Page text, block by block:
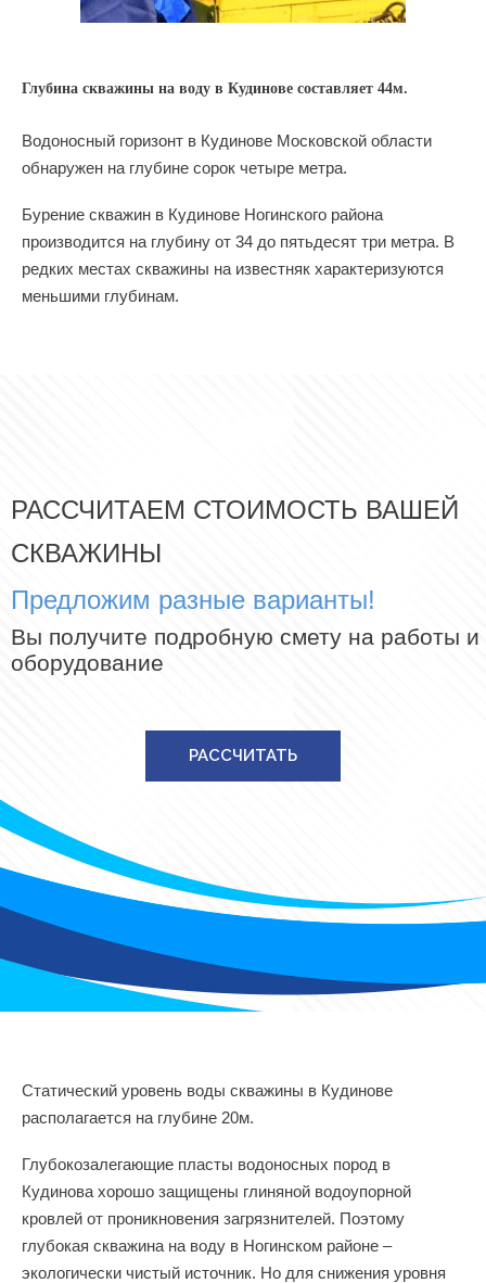
Глубина скважины на воду в Кудинове составляет 44м.
Водоносный горизонт в Кудинове Московской области
обнаружен на глубине сорок четыре метра.
Бурение скважин в Кудинове Ногинского района
производится на глубину от 34 до пятьдесят три метра. В
редких местах скважины на известняк характеризуются
меньшими глубинам.
РАССЧИТАЕМ СТОИМОСТЬ ВАШЕЙ
СКВАЖИНЫ
Предложим разные варианты!
Вы получите подробную смету на работы и
оборудование
РАССЧИТАТЬ
Статический уровень воды скважины в Кудинове
располагается на глубине 20м.
Глубокозалегающие пласты водоносных пород в
Кудинова хорошо защищены глиняной водоупорной
кровлей от проникновения загрязнителей. Поэтому
глубокая скважина на воду в Ногинском районе –
экологически чистый источник. Но для снижения уровня